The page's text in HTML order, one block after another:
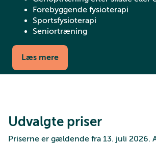
Forebyggende fysioterapi
Sportsfysioterapi
Seniortræning
Læs mere
Udvalgte priser
Priserne er gældende fra 13. juli 2026.